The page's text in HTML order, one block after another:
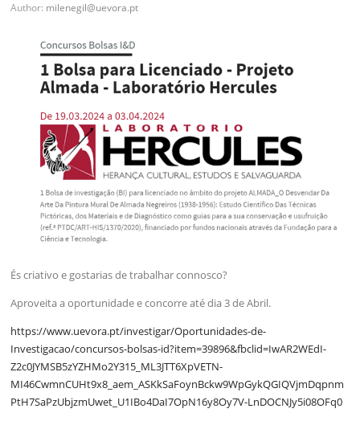
Author: milenegil@uevora.pt
És criativo e gostarias de trabalhar connosco?
Aproveita a oportunidade e concorre até dia 3 de Abril.
https://www.uevora.pt/investigar/Oportunidades-de-
Investigacao/concursos-bolsas-id?item=39896&fbclid=IwAR2WEdI-
Z2c0JYMSB5zYZHMo2Y315_ML3JTT6XpVETN-
MI46CwmnCUHt9x8_aem_ASKkSaFoynBckw9WpGykQGIQVjmDqpnm
PtH7SaPzUbjzmUwet_U1IBo4DaI7OpN16y8Oy7V-LnDOCNJy5i08OFq0